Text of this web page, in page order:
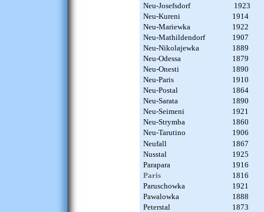
Neu-Josefsdorf
1923
Neu-Kureni
1914
Neu-Mariewka
1922
Neu-Mathildendorf
1907
Neu-Nikolajewka
1889
Neu-Odessa
1879
Neu-Onesti
1890
Neu-Paris
1910
Neu-Postal
1864
Neu-Sarata
1890
Neu-Seimeni
1921
Neu-Strymba
1860
Neu-Tarutino
1906
Neufall
1867
Nusstal
1925
Parapara
1916
Paris
1816
Paruschowka
1921
Pawalowka
1888
Peterstal
1873